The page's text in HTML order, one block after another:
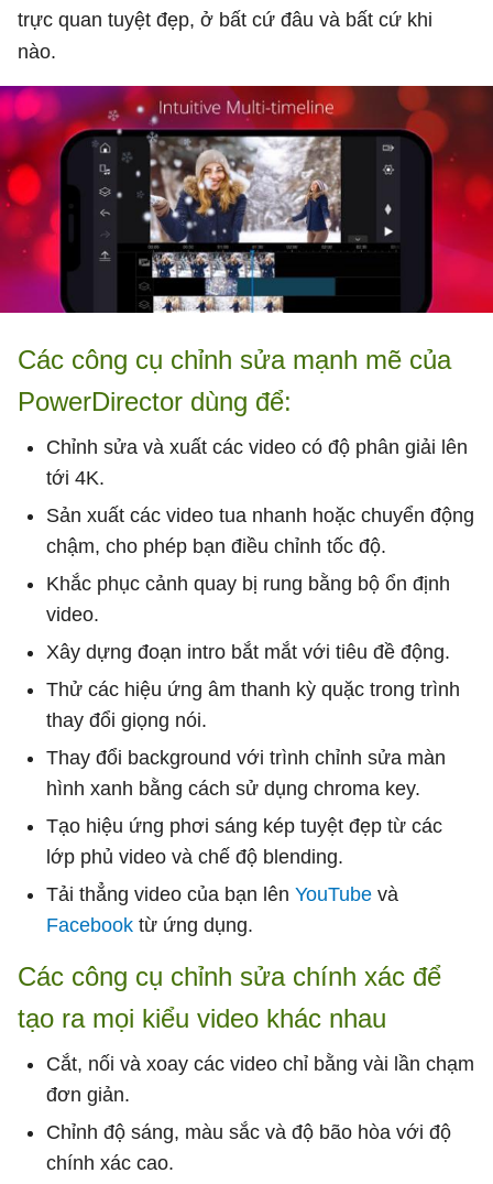
trực quan tuyệt đẹp, ở bất cứ đâu và bất cứ khi
nào.
Các công cụ chỉnh sửa mạnh mẽ của
PowerDirector dùng để:
Chỉnh sửa và xuất các video có độ phân giải lên
tới 4K.
Sản xuất các video tua nhanh hoặc chuyển động
chậm, cho phép bạn điều chỉnh tốc độ.
Khắc phục cảnh quay bị rung bằng bộ ổn định
video.
Xây dựng đoạn intro bắt mắt với tiêu đề động.
Thử các hiệu ứng âm thanh kỳ quặc trong trình
thay đổi giọng nói.
Thay đổi background với trình chỉnh sửa màn
hình xanh bằng cách sử dụng chroma key.
Tạo hiệu ứng phơi sáng kép tuyệt đẹp từ các
lớp phủ video và chế độ blending.
Tải thẳng video của bạn lên YouTube và
Facebook từ ứng dụng.
Các công cụ chỉnh sửa chính xác để
tạo ra mọi kiểu video khác nhau
Cắt, nối và xoay các video chỉ bằng vài lần chạm
đơn giản.
Chỉnh độ sáng, màu sắc và độ bão hòa với độ
chính xác cao.